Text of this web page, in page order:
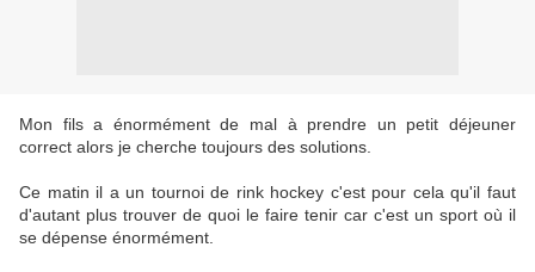
Mon fils a énormément de mal à prendre un petit déjeuner
correct alors je cherche toujours des solutions.
Ce matin il a un tournoi de rink hockey c'est pour cela qu'il faut
d'autant plus trouver de quoi le faire tenir car c'est un sport où il
se dépense énormément.